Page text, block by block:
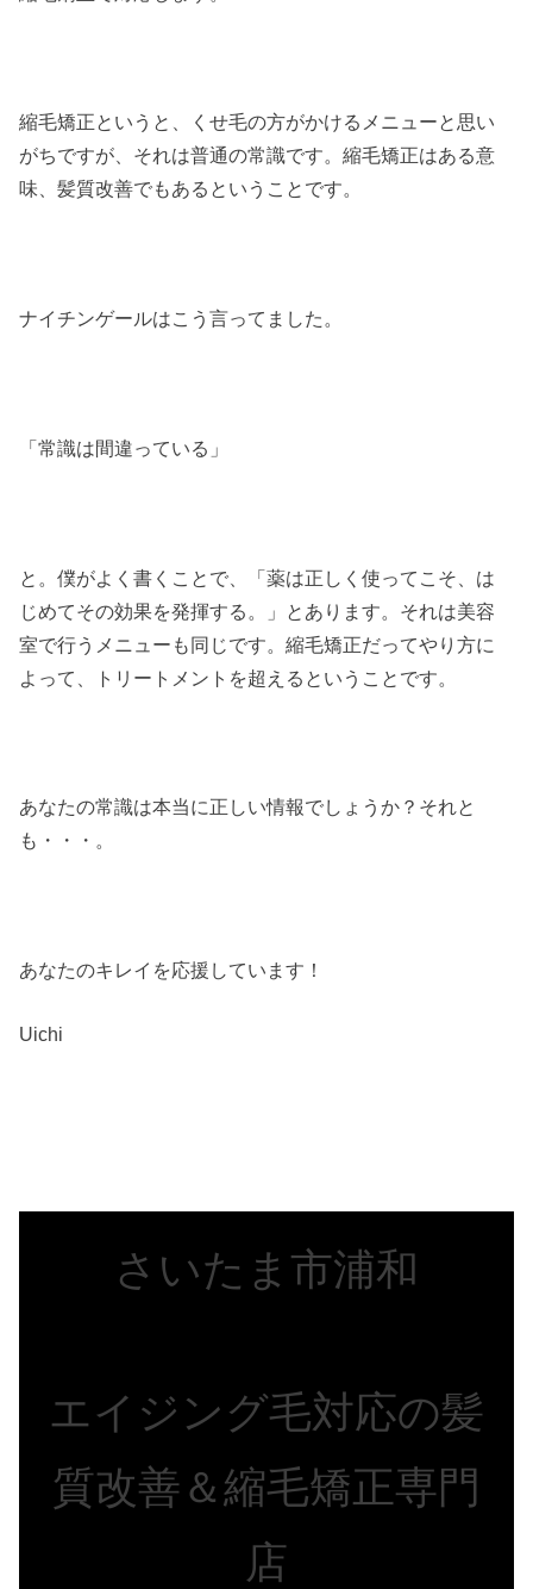
縮毛矯正というと、くせ毛の方がかけるメニューと思い
がちですが、それは普通の常識です。縮毛矯正はある意
味、髪質改善でもあるということです。
ナイチンゲールはこう言ってました。
「常識は間違っている」
と。僕がよく書くことで、「薬は正しく使ってこそ、は
じめてその効果を発揮する。」とあります。それは美容
室で行うメニューも同じです。縮毛矯正だってやり方に
よって、トリートメントを超えるということです。
あなたの常識は本当に正しい情報でしょうか？それと
も・・・。
あなたのキレイを応援しています！
Uichi
さいたま市浦和
エイジング毛対応の髪
質改善＆縮毛矯正専門
店